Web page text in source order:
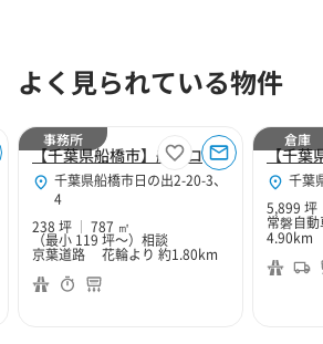
よく見られている物件
【千葉県船橋市】船橋ロジスティクス事務所区画
千葉県船橋市日の出2-20-3、
4
238 坪
787 ㎡
（最小 119 坪～） 相談
京葉道路 花輪より 約1.80km
事務所
千葉
5,899 坪
常磐自
4.90km
倉庫